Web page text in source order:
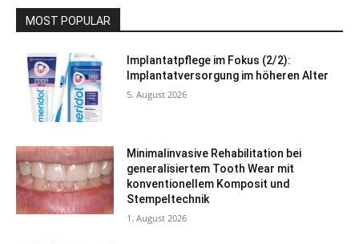
MOST POPULAR
Implantatpflege im Fokus (2/2):
Implantatversorgung im höheren Alter
5. August 2026
Minimalinvasive Rehabilitation bei
generalisiertem Tooth Wear mit
konventionellem Komposit und
Stempeltechnik
1. August 2026